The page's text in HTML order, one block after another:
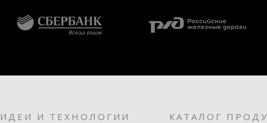
ИДЕИ И ТЕХНОЛОГИИ КАТАЛОГ